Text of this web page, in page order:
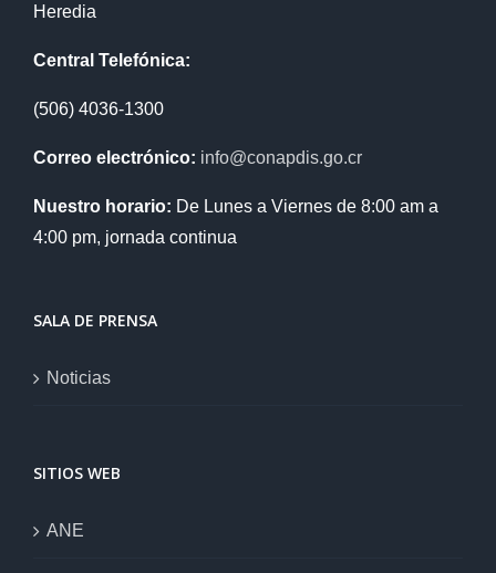
Heredia
Central Telefónica:
(506) 4036-1300
Correo electrónico: info@conapdis.go.cr
Nuestro horario: De Lunes a Viernes de 8:00 am a
4:00 pm, jornada continua
SALA DE PRENSA
Noticias
SITIOS WEB
ANE